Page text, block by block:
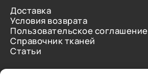
Доставка
Условия возврата
Пользовательское соглашение
Справочник тканей
Статьи